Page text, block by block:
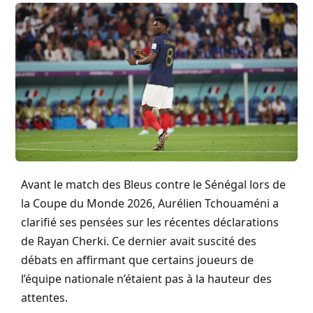
Avant le match des Bleus contre le Sénégal lors de
la Coupe du Monde 2026, Aurélien Tchouaméni a
clarifié ses pensées sur les récentes déclarations
de Rayan Cherki. Ce dernier avait suscité des
débats en affirmant que certains joueurs de
l’équipe nationale n’étaient pas à la hauteur des
attentes.